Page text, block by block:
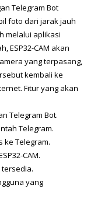
Telegram Bot
foto dari jarak jauh
melalui aplikasi
ESP32-CAM akan
yang terpasang,
kembali ke
Fitur yang akan
Telegram Bot.
Telegram.
ke Telegram.
CAM.
yang